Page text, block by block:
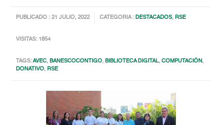
PUBLICADO : 21 JULIO, 2022 CATEGORIA :DESTACADOS, RSE
VISITAS: 1854
TAGS:AVEC,BANESCOCONTIGO,BIBLIOTECA DIGITAL,COMPUTACIÓN,
DONATIVO, RSE